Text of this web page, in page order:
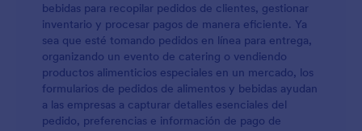
bebidas para recopilar pedidos de clientes, gestionar
inventario y procesar pagos de manera eficiente. Ya
sea que esté tomando pedidos en línea para entrega,
organizando un evento de catering o vendiendo
productos alimenticios especiales en un mercado, los
formularios de pedidos de alimentos y bebidas ayudan
a las empresas a capturar detalles esenciales del
pedido, preferencias e información de pago de